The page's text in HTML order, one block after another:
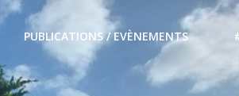
PUBLICATIONS / EVÈNEMENTS